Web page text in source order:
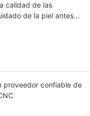
calidad de las
de la piel antes
proveedor confiable de